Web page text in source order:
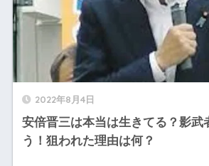
2022年8月4日
安倍晋三は本当は生きてる？影武
う！狙われた理由は何？